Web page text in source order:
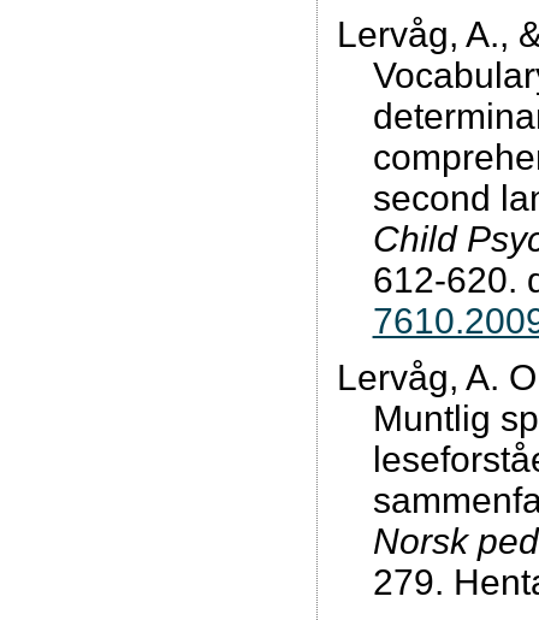
Lervåg, A.,
second
Child
612-620.
Lervåg, A.
Muntlig
Norsk
279.